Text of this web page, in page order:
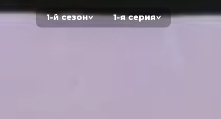
1-й сезон 1-я серия